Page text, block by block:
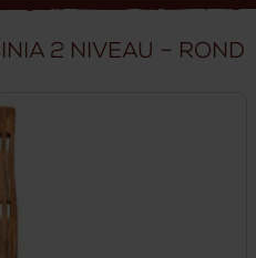
2 niveau – rond